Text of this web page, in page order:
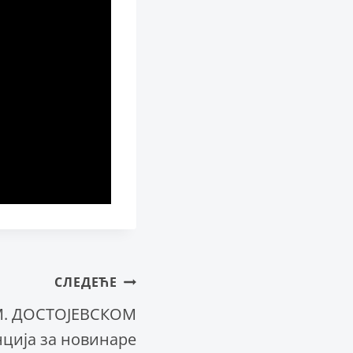
СЛЕДЕЋЕ
ДОСТОЈЕВСКОМ
за новинаре